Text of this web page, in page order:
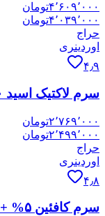
۴٬۶۰۹٬۰۰۰تومان
۴٬۰۳۹٬۰۰۰تومان
حراج
اوردینری
۴٫۹
سرم لاکتیک اسید ۱۰% اوردینری
۲٬۷۶۹٬۰۰۰تومان
۲٬۴۹۹٬۰۰۰تومان
حراج
اوردینری
۴٫۸
سرم کافئین ۵% + EGCG اوردینری